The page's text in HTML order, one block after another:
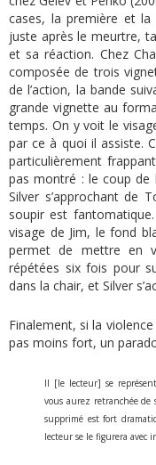
cases, la première et
juste après le meurtre,
et sa réaction. Chez
composée de trois
de l’action, la bande
grande vignette au
temps. On y voit le
par ce à quoi il assiste.
particulièrement
pas montré : le coup de
Silver s’approchant de
soupir est
visage de Jim, le fond
permet de mettre en
répétées six fois pour
dans la chair, et Silver
Finalement, si la
pas moins fort, un
Il [le lecteur] se
vous aurez retranchée de
supprimé est fort
lecteur se le figurera avec